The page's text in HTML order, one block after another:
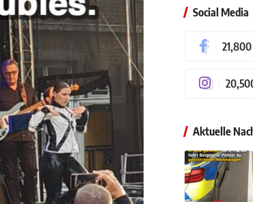
Social Media
21,800
Aktuelle